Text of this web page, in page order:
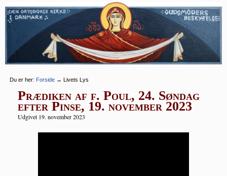
Du er her: Forside → Livets Lys
Prædiken af f. Poul, 24. Søndag
efter Pinse, 19. november 2023
Udgivet 19. november 2023